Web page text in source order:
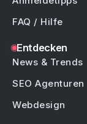
FAQ / Hilfe
Entdecken
News & Trends
SEO Agenturen
Webdesign